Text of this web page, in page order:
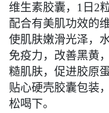
维生素胶囊，1日2
配合有美肌功效的
使肌肤嫩滑光泽，
免疫力，改善黑黄
糙肌肤，促进胶原
贴心硬壳胶囊包装
松喝下。